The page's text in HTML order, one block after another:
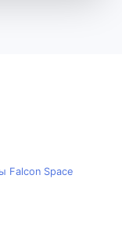
Falcon Space